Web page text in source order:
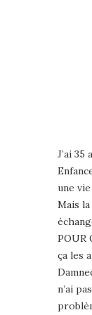
J’ai
une
Mais
POUR
ça les
n’ai